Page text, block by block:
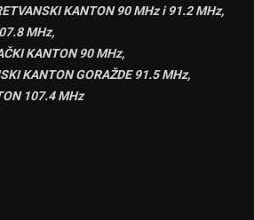
KANTON 90 MHz i 91.2 MHz,
MHz,
KANTON 90 MHz,
KANTON GORAŽDE 91.5 MHz,
107.4 MHz